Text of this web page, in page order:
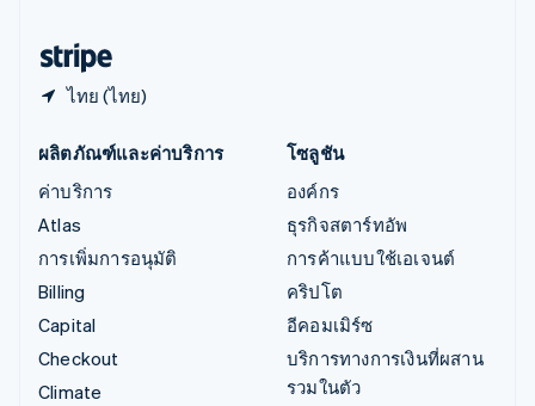
ไทย (ไทย)
ผลิตภัณฑ์และค่าบริการ
ค่าบริการ
Atlas
การเพิ่มการอนุมัติ
Billing
Capital
Checkout
Climate
โซลูชัน
องค์กร
ธุรกิจสตาร์ทอัพ
การค้าแบบใช้เอเจนต์
คริปโต
อีคอมเมิร์ซ
บริการทางการเงินที่ผสาน
รวมในตัว